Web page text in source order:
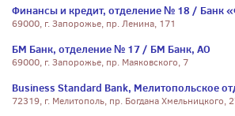
Финансы и кредит, отделение № 18 / Банк
69000, г. Запорожье, пр. Ленина, 171
БМ Банк, отделение № 17 / БМ Банк, АО
69000, г. Запорожье, пр. Маяковского, 7
Business Standard Bank, Мелитопольское
72319, г. Мелитополь, пр. Богдана Хмельницкого,